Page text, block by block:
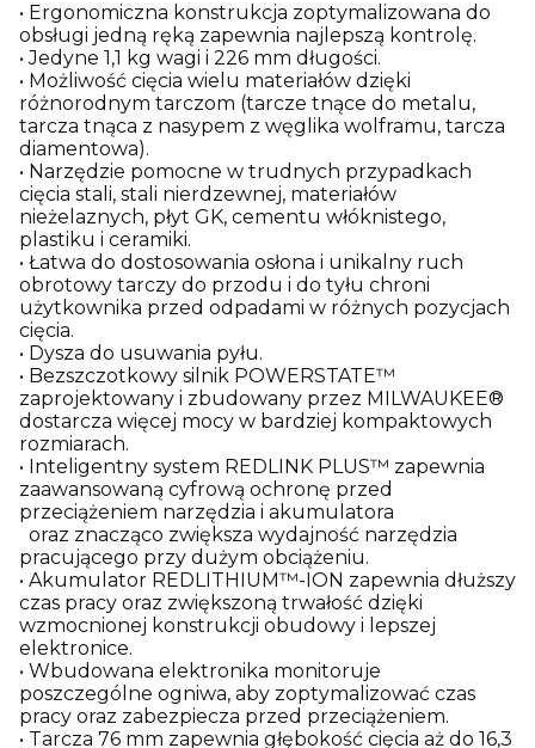
• Ergonomiczna konstrukcja zoptymalizowana do
obsługi jedną ręką zapewnia najlepszą kontrolę.
• Jedyne 1,1 kg wagi i 226 mm długości.
• Możliwość cięcia wielu materiałów dzięki
różnorodnym tarczom (tarcze tnące do metalu,
tarcza tnąca z nasypem z węglika wolframu, tarcza
diamentowa).
• Narzędzie pomocne w trudnych przypadkach
cięcia stali, stali nierdzewnej, materiałów
nieżelaznych, płyt GK, cementu włóknistego,
plastiku i ceramiki.
• Łatwa do dostosowania osłona i unikalny ruch
obrotowy tarczy do przodu i do tyłu chroni
użytkownika przed odpadami w różnych pozycjach
cięcia.
• Dysza do usuwania pyłu.
• Bezszczotkowy silnik POWERSTATE™
zaprojektowany i zbudowany przez MILWAUKEE®
dostarcza więcej mocy w bardziej kompaktowych
rozmiarach.
• Inteligentny system REDLINK PLUS™ zapewnia
zaawansowaną cyfrową ochronę przed
przeciążeniem narzędzia i akumulatora
oraz znacząco zwiększa wydajność narzędzia
pracującego przy dużym obciążeniu.
• Akumulator REDLITHIUM™-ION zapewnia dłuższy
czas pracy oraz zwiększoną trwałość dzięki
wzmocnionej konstrukcji obudowy i lepszej
elektronice.
• Wbudowana elektronika monitoruje
poszczególne ogniwa, aby zoptymalizować czas
pracy oraz zabezpiecza przed przeciążeniem.
• Tarcza 76 mm zapewnia głębokość cięcia aż do 16,3